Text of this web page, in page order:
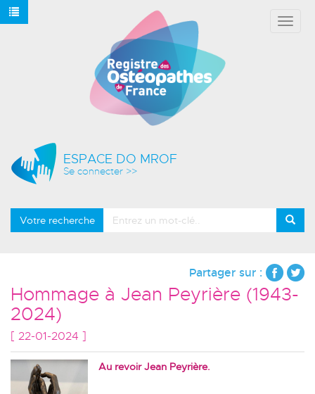
ESPACE DO MROF
Se connecter >>
Votre recherche
Partager sur :
Hommage à Jean Peyrière (1943-
2024)
[ 22-01-2024 ]
Au revoir Jean Peyrière.